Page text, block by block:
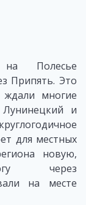
Полесье
Припять. Это
многие
и
для местных
новую,
через
на месте